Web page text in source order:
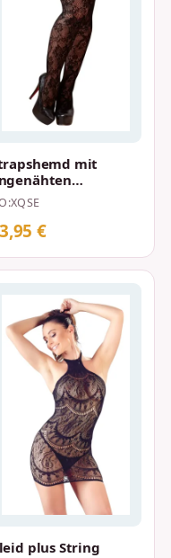
mit
und String
€
plus String